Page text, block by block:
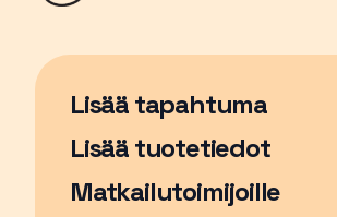
Lisää tapahtuma
Sivu avautuu uudessa
Lisää tuotetiedot
Matkailutoimijoille